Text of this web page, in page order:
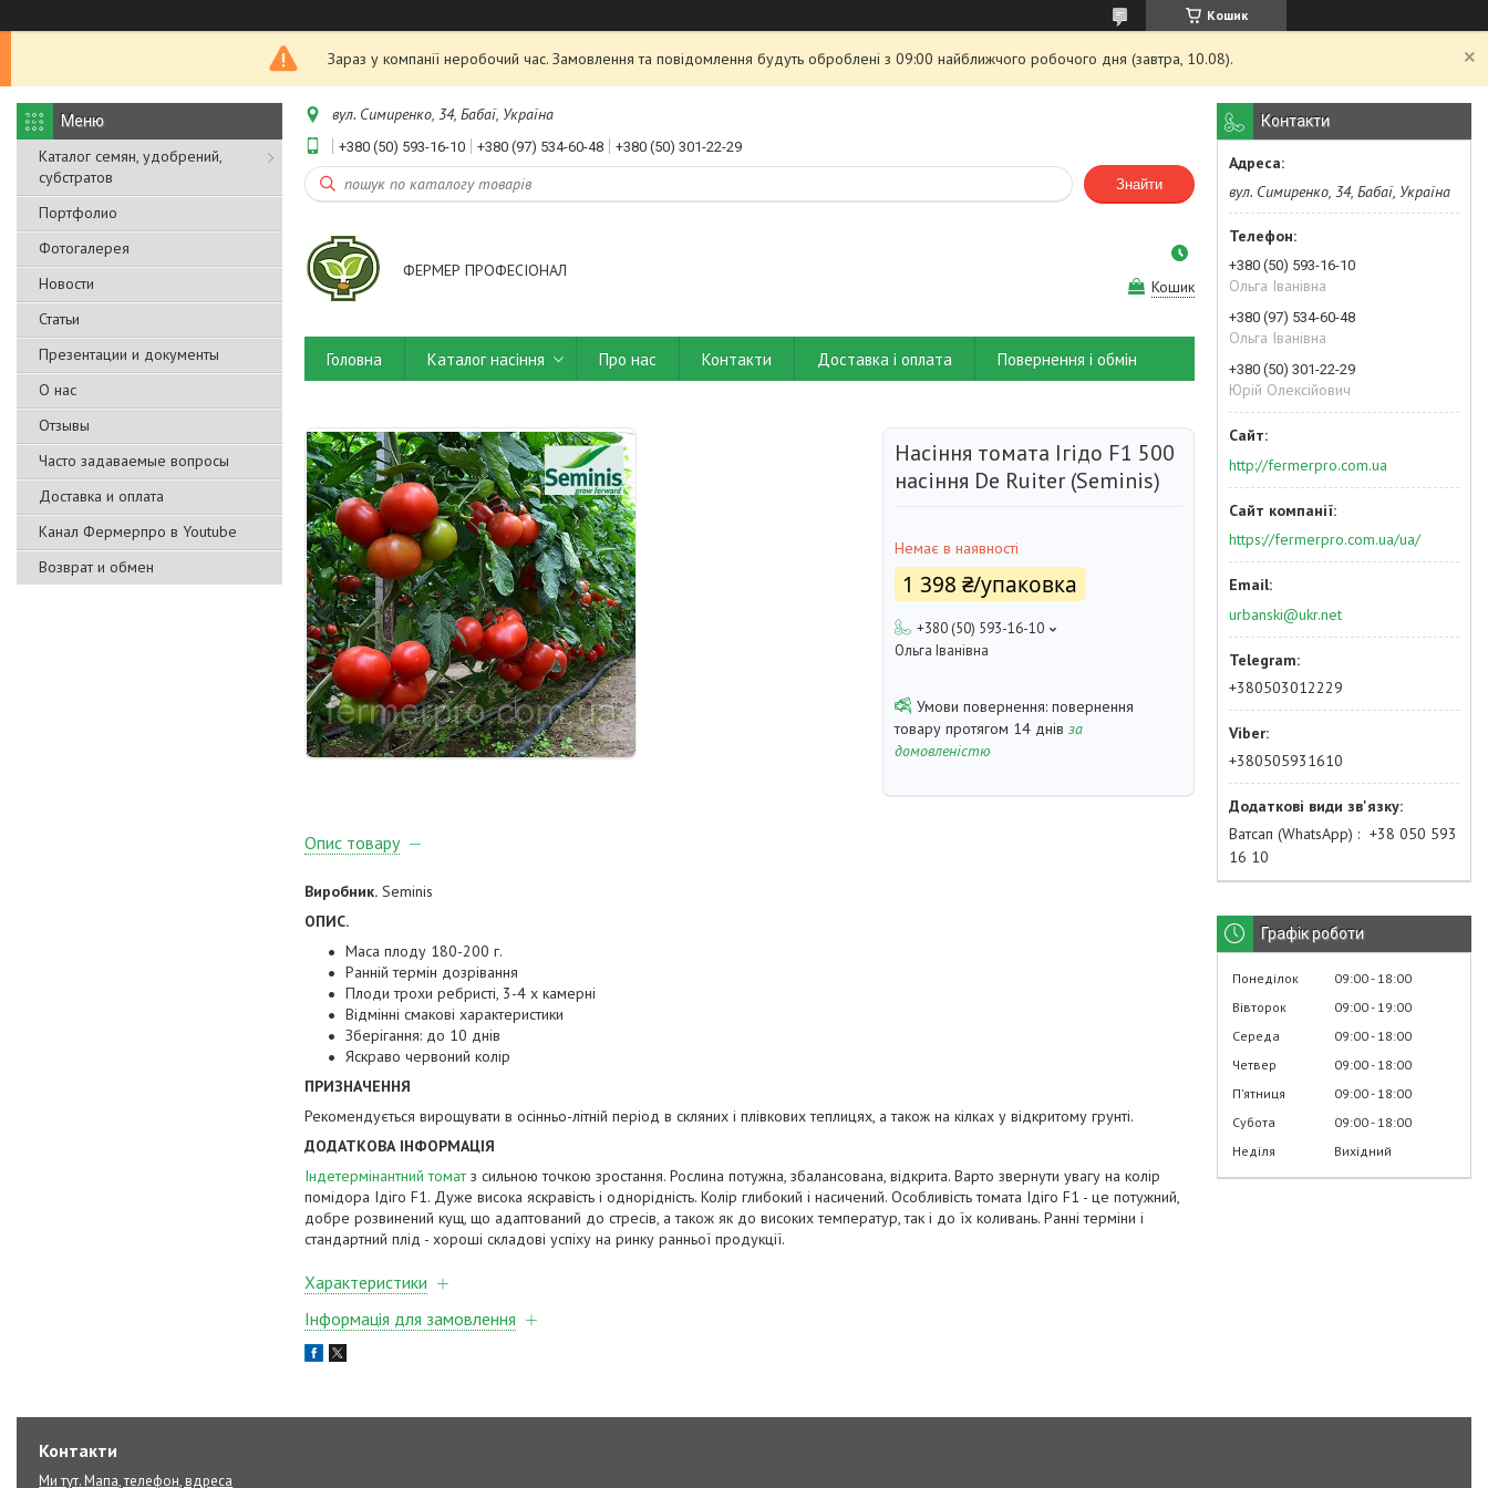
Кошик
Зараз у компанії неробочий час. Замовлення та повідомлення будуть оброблені з 09:00 найближчого робочого дня (завтра, 10.08).
Каталог семян, удобрений,
субстратов
Портфолио
Фотогалерея
Новости
Статьи
Презентации и документы
О нас
Отзывы
Часто задаваемые вопросы
Доставка и оплата
Канал Фермерпро в Youtube
Возврат и обмен
вул. Симиренко, 34, Бабаї, Україна
+380 (50) 593-16-10 +380 (97) 534-60-48 +380 (50) 301-22-29
Знайти
ФЕРМЕР ПРОФЕСІОНАЛ
Кошик
Головна Каталог насіння Про нас Контакти Доставка і оплата Повернення і обмін
Насіння томата Ігідо F1 500
насіння De Ruiter (Seminis)
Немає в наявності
1 398 ₴/упаковка
+380 (50) 593-16-10
Ольга Іванівна
повернення
товару протягом 14 днів за
домовленістю
Опис товару
Виробник. Seminis
ОПИС.
Маса плоду 180-200 г.
Ранній термін дозрівання
Плоди трохи ребристі, 3-4 х камерні
Відмінні смакові характеристики
Зберігання: до 10 днів
Яскраво червоний колір
ПРИЗНАЧЕННЯ
Рекомендується вирощувати в осінньо-літній період в скляних і плівкових теплицях, а також на кілках у відкритому грунті.
ДОДАТКОВА ІНФОРМАЦІЯ
Індетермінантний томатз сильною точкою зростання. Рослина потужна, збалансована, відкрита. Варто звернути увагу на колір
помідора Ідіго F1. Дуже висока яскравість і однорідність. Колір глибокий і насичений. Особливість томата Ідіго F1 - це потужний,
добре розвинений кущ, що адаптований до стресів, а також як до високих температур, так і до їх коливань. Ранні терміни і
стандартний плід - хороші складові успіху на ринку ранньої продукції.
Характеристики
Інформація для замовлення
Контакти
вул. Симиренко, 34, Бабаї, Україна
+380 (50) 593-16-10
Ольга Іванівна
+380 (97) 534-60-48
Ольга Іванівна
+380 (50) 301-22-29
Юрій Олексійович
http://fermerpro.com.ua
https://fermerpro.com.ua/ua/
urbanski@ukr.net
+380503012229
+380505931610
Ватсап (WhatsApp)
+38 050 593
16 10
Графік роботи
Понеділок 09:00 18:00
Вівторок
09:00 19:00
Середа
09:00 18:00
Четвер
09:00 18:00
Пʼятниця
09:00 18:00
Субота
09:00 18:00
Неділя
Вихідний
Контакти
Ми тут. Мапа, телефон, вдреса